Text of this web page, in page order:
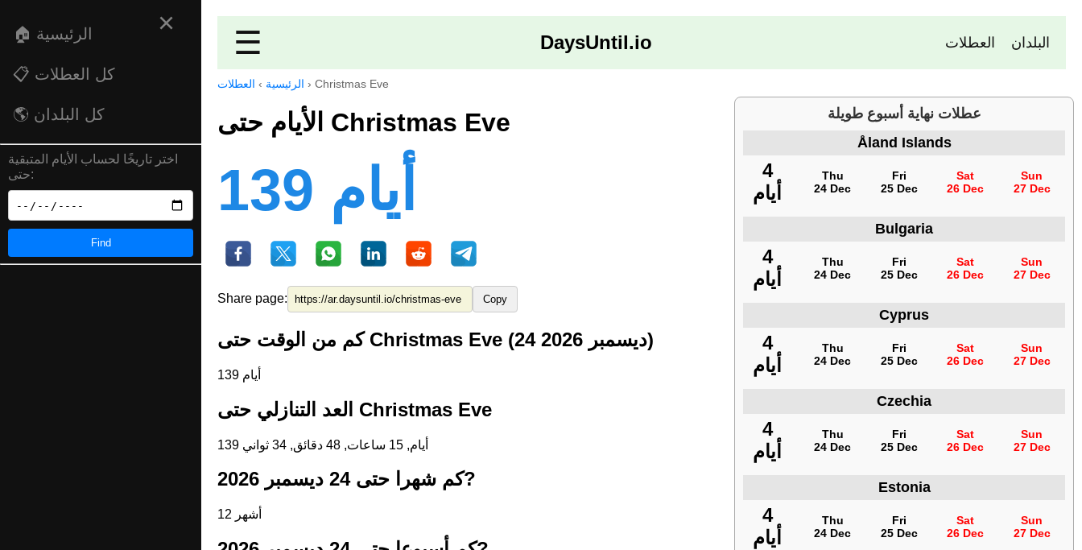
× 🏠 الرئيسية
📋 كل العطلات
🌎 كل البلدان
اختر تاريخًا لحساب الأيام المتبقية
حتى:
Find
☰ DaysUntil.io العطلات البلدان
الرئيسية › العطلات › Christmas Eve
الأيام حتى Christmas Eve
139 أيام
Share page: Copy
كم من الوقت حتى Christmas Eve (24 ديسمبر 2026)
139 أيام
العد التنازلي حتى Christmas Eve
139 أيام, 15 ساعات, 48 دقائق, 33 ثواني
كم شهرا حتى 24 ديسمبر 2026?
12 أشهر
عطلات نهاية أسبوع طويلة
Åland Islands
4
أيام
Thu
24 Dec
Fri
25 Dec
Sat
26 Dec
Sun
27 Dec
Bulgaria
4
أيام
Thu
24 Dec
Fri
25 Dec
Sat
26 Dec
Sun
27 Dec
Cyprus
4
أيام
Thu
24 Dec
Fri
25 Dec
Sat
26 Dec
Sun
27 Dec
Czechia
4
أيام
Thu
24 Dec
Fri
25 Dec
Sat
26 Dec
Sun
27 Dec
Estonia
4
أيام
Thu
24 Dec
Fri
25 Dec
Sat
26 Dec
Sun
27 Dec